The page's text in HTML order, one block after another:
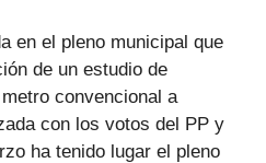
en el pleno municipal que
de un estudio de
convencional a
con los votos del PP y
ha tenido lugar el pleno